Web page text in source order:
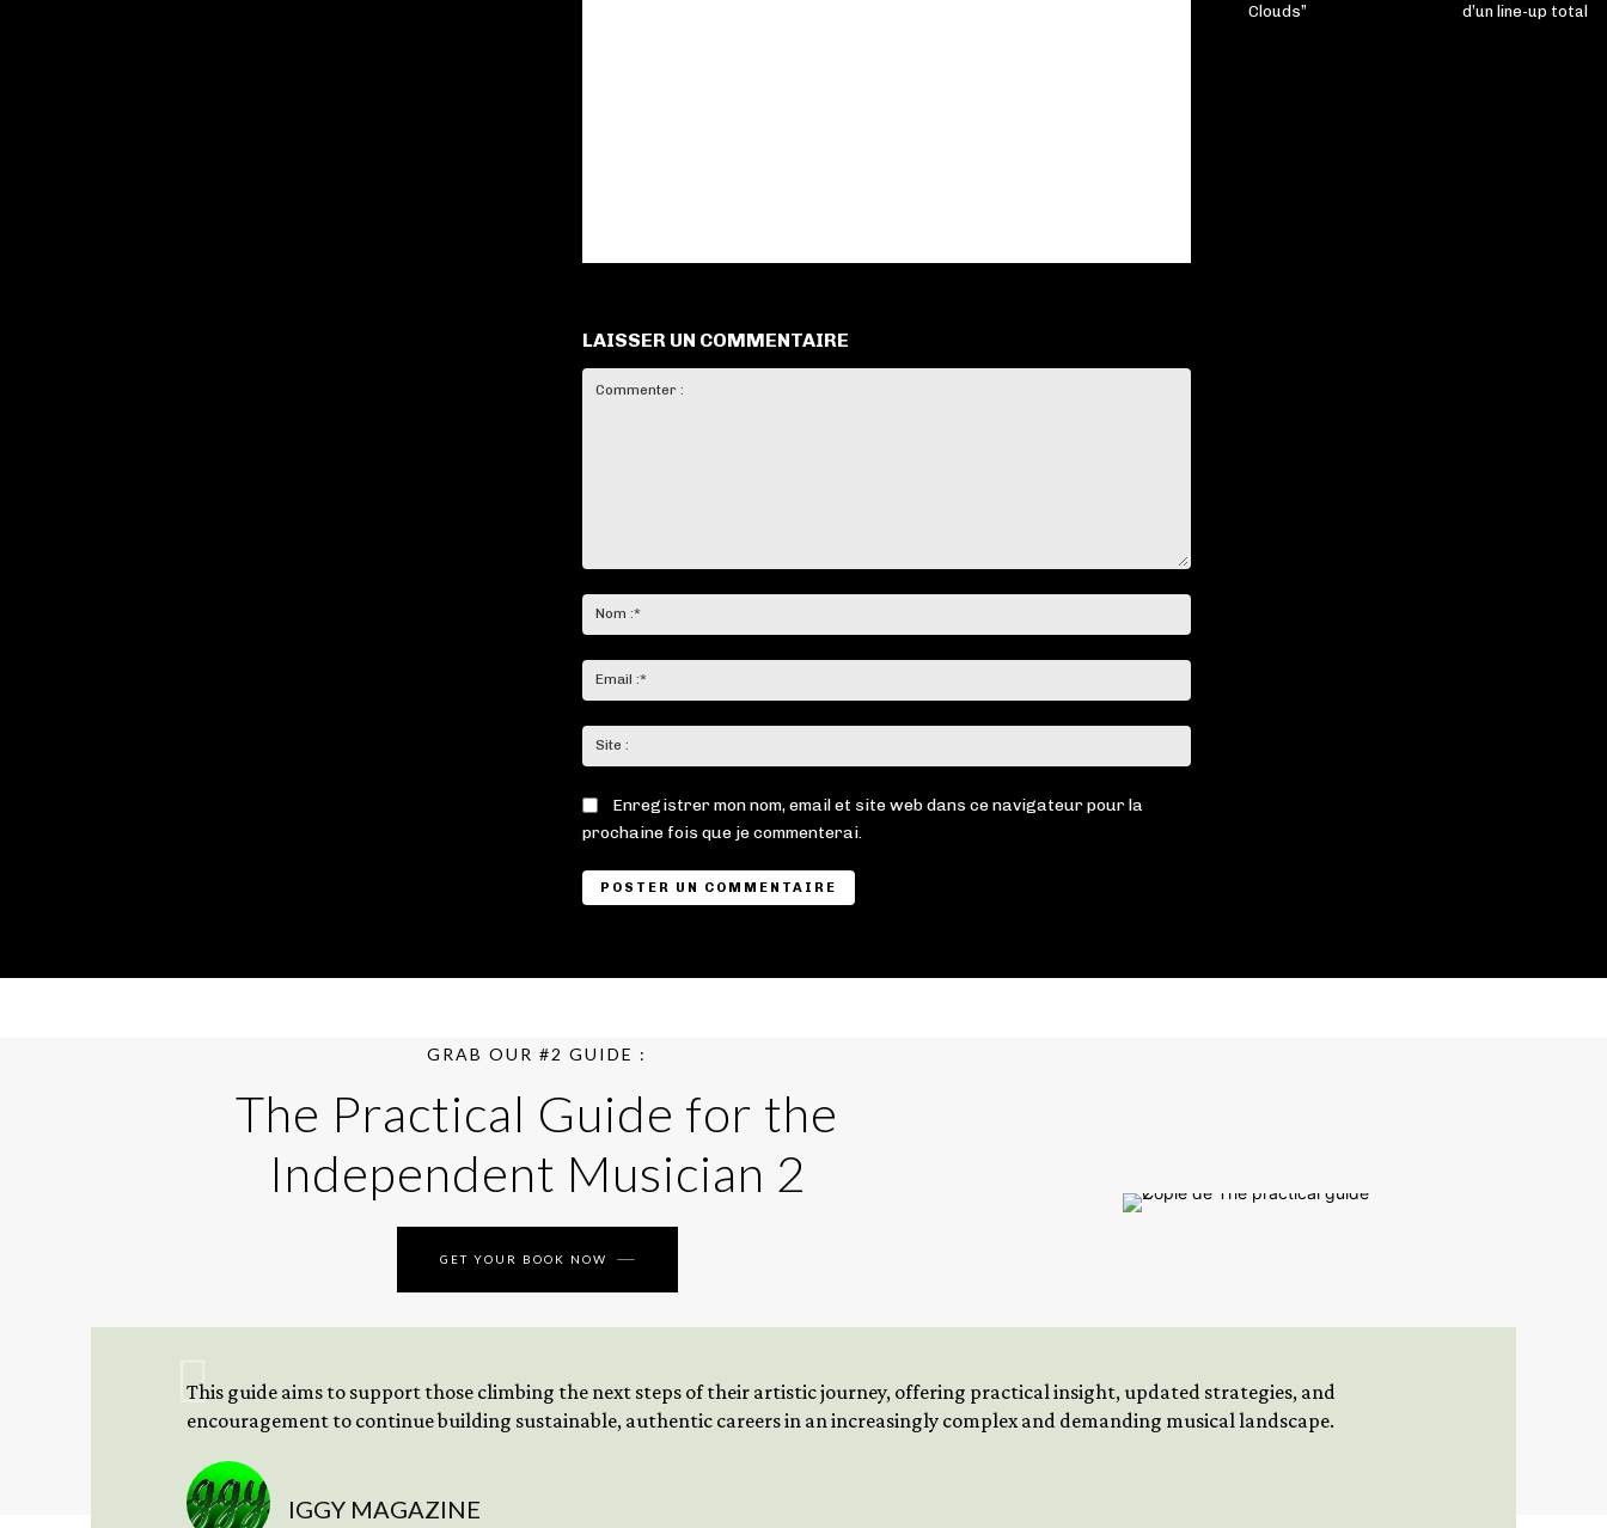
LAISSER UN COMMENTAIRE
:*
:*
:
Enregistrer mon nom, email et site web dans ce navigateur pour la
prochaine fois que je commenterai.
Clouds”
d’un line-up total
GRAB OUR #2 GUIDE :
The Practical Guide for the
Independent Musician 2
GET YOUR BOOK NOW
This guide aims to support those climbing the next steps of their artistic journey, offering practical insight, updated strategies, and
encouragement to continue building sustainable, authentic careers in an increasingly complex and demanding musical landscape.
IGGY MAGAZINE